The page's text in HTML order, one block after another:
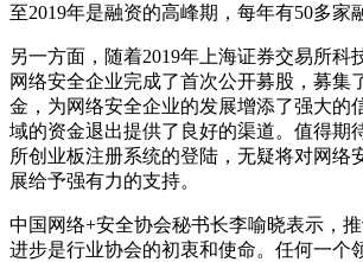
至2019年是融资的高峰期，每年有50多家
另一方面，随着2019年上海证券交易所科
网络安全企业完成了首次公开募股，募集
金，为网络安全企业的发展增添了强大的
域的资金退出提供了良好的渠道。值得期
所创业板注册系统的登陆，无疑将对网络
展给予强有力的支持。
中国网络+安全协会秘书长李喻晓表示，
进步是行业协会的初衷和使命。任何一个